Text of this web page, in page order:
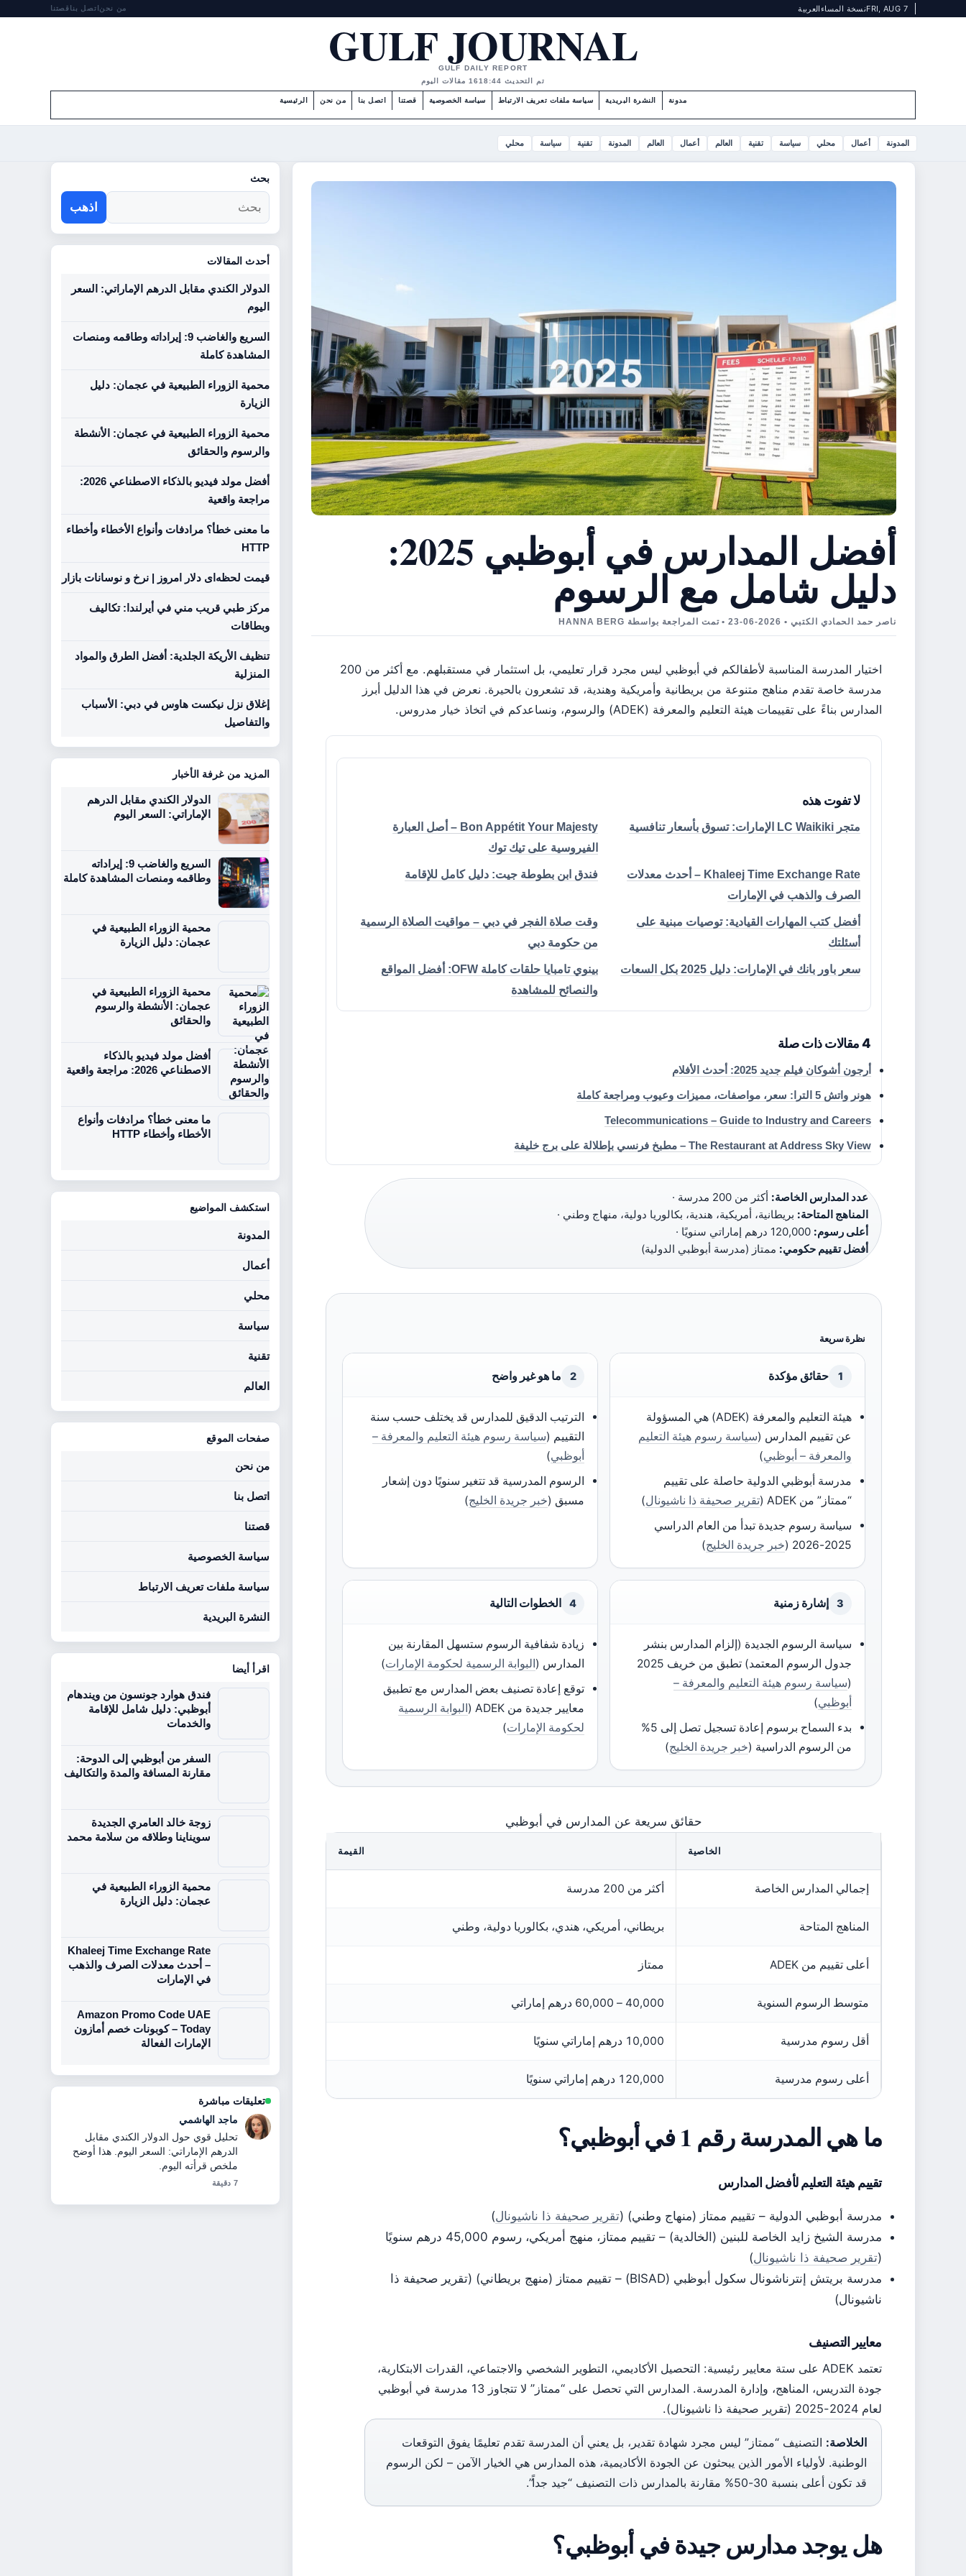
FRI, AUG 7نسخة المساء العربية من نحن اتصل بنا قصتنا
GULF JOURNAL
GULF DAILY REPORT
تم التحديث 18:44
16 مقالات اليوم
الرئيسية من نحن اتصل بنا قصتنا سياسة الخصوصية سياسة ملفات تعريف الارتباط النشرة البريدية مدونة
المدونة أعمال محلي سياسة تقنية العالم أعمال العالم المدونة تقنية سياسة محلي
أفضل المدارس في أبوظبي 2025:
دليل شامل مع الرسوم
ناصر حمد الحمادي الكتبي • 2026-06-23 • تمت المراجعة بواسطة HANNA BERG
اختيار المدرسة المناسبة لأطفالكم في أبوظبي ليس مجرد قرار تعليمي، بل استثمار في مستقبلهم. مع أكثر من 200
مدرسة خاصة تقدم مناهج متنوعة من بريطانية وأمريكية وهندية، قد تشعرون بالحيرة. نعرض في هذا الدليل أبرز
المدارس بناءً على تقييمات هيئة التعليم والمعرفة (ADEK) والرسوم، ونساعدكم في اتخاذ خيار مدروس.
لا تفوت هذه
متجر LC Waikiki الإمارات: تسوق بأسعار تنافسية
Bon Appétit Your Majesty – أصل العبارة
الفيروسية على تيك توك
Khaleej Time Exchange Rate – أحدث معدلات
الصرف والذهب في الإمارات
فندق ابن بطوطة جيت: دليل كامل للإقامة
أفضل كتب المهارات القيادية: توصيات مبنية على
أسئلتك
وقت صلاة الفجر في دبي – مواقيت الصلاة الرسمية
من حكومة دبي
سعر باور بانك في الإمارات: دليل 2025 بكل السعات
بينوي تامبايا حلقات كاملة OFW: أفضل المواقع
والنصائح للمشاهدة
4 مقالات ذات صلة
أرجون أشوكان فيلم جديد 2025: أحدث الأفلام
هونر واتش 5 الترا: سعر، مواصفات، مميزات وعيوب ومراجعة كاملة
Telecommunications – Guide to Industry and Careers
The Restaurant at Address Sky View – مطبخ فرنسي بإطلالة على برج خليفة
عدد المدارس الخاصة: أكثر من 200 مدرسة ·
المناهج المتاحة: بريطانية، أمريكية، هندية، بكالوريا دولية، منهاج وطني ·
أعلى رسوم:
أفضل تقييم حكومي: ممتاز (مدرسة أبوظبي الدولية)
نظرة سريعة
1 حقائق مؤكدة
هيئة التعليم والمعرفة (ADEK) هي المسؤولة
عن تقييم المدارس (سياسة رسوم هيئة التعليم
والمعرفة – أبوظبي)
مدرسة أبوظبي الدولية حاصلة على تقييم
“ممتاز” من ADEK (
تقرير صحيفة ذا ناشيونال)
سياسة رسوم جديدة تبدأ من العام الدراسي
2025-2026 (
خبر جريدة الخليج)
2 ما هو غير واضح
الترتيب الدقيق للمدارس قد يختلف حسب سنة
التقييم (سياسة رسوم هيئة التعليم والمعرفة –
أبوظبي)
الرسوم المدرسية قد تتغير سنويًا دون إشعار
مسبق (خبر جريدة الخليج)
3 إشارة زمنية
سياسة الرسوم الجديدة (إلزام المدارس بنشر
جدول الرسوم المعتمد) تطبق من خريف 2025
(سياسة رسوم هيئة التعليم والمعرفة –
أبوظبي)
بدء السماح برسوم إعادة تسجيل تصل إلى 5%
من الرسوم الدراسية (خبر جريدة الخليج)
4 الخطوات التالية
زيادة شفافية الرسوم ستسهل المقارنة بين
المدارس (البوابة الرسمية لحكومة الإمارات)
توقع إعادة تصنيف بعض المدارس مع تطبيق
معايير جديدة من ADEK (
البوابة الرسمية
لحكومة الإمارات)
حقائق سريعة عن المدارس في أبوظبي
الخاصية القيمة
إجمالي المدارس الخاصة أكثر من 200 مدرسة
المناهج المتاحة بريطاني، أمريكي، هندي، بكالوريا دولية، وطني
أعلى تقييم من ADEK ممتاز
متوسط الرسوم السنوية 40,000 – 60,000 درهم إماراتي
أقل رسوم مدرسية 10,000 درهم إماراتي سنويًا
أعلى رسوم مدرسية 120,000 درهم إماراتي سنويًا
ما هي المدرسة رقم 1 في أبوظبي؟
تقييم هيئة التعليم لأفضل المدارس
مدرسة أبوظبي الدولية – تقييم ممتاز (منهاج وطني) (تقرير صحيفة ذا ناشيونال)
مدرسة الشيخ زايد الخاصة للبنين (الخالدية) – تقييم ممتاز، منهج أمريكي، رسوم 45,000 درهم سنويًا
(تقرير صحيفة ذا ناشيونال)
مدرسة بريتش إنترناشونال سكول أبوظبي (BISAD) – تقييم ممتاز (منهج بريطاني) (تقرير صحيفة ذا
ناشيونال)
معايير التصنيف
تعتمد ADEK على ستة معايير رئيسية: التحصيل الأكاديمي، التطوير الشخصي والاجتماعي، القدرات الابتكارية،
جودة التدريس، المناهج، وإدارة المدرسة. المدارس التي تحصل على “ممتاز” لا تتجاوز 13 مدرسة في أبوظبي
لعام 2024-2025 (تقرير صحيفة ذا ناشيونال).
الخلاصة: التصنيف “ممتاز” ليس مجرد شهادة تقدير، بل يعني أن المدرسة تقدم تعليمًا يفوق التوقعات
الوطنية. لأولياء الأمور الذين يبحثون عن الجودة الأكاديمية، هذه المدارس هي الخيار الآمن – لكن الرسوم
قد تكون أعلى بنسبة 30-50% مقارنة بالمدارس ذات التصنيف “جيد جداً”.
هل يوجد مدارس جيدة في أبوظبي؟
بحث
اذهب
أحدث المقالات
الدولار الكندي مقابل الدرهم الإماراتي: السعر
اليوم
السريع والغاضب 9: إيراداته وطاقمه ومنصات
المشاهدة كاملة
محمية الزوراء الطبيعية في عجمان: دليل
الزيارة
محمية الزوراء الطبيعية في عجمان: الأنشطة
والرسوم والحقائق
أفضل مولد فيديو بالذكاء الاصطناعي 2026:
مراجعة واقعية
ما معنى خطأ؟ مرادفات وأنواع الأخطاء وأخطاء
HTTP
قیمت لحظه‌ای دلار امروز | نرخ و نوسانات بازار
مركز طبي قريب مني في أيرلندا: تكاليف
وبطاقات
تنظيف الأريكة الجلدية: أفضل الطرق والمواد
المنزلية
إغلاق نزل نيكست هاوس في دبي: الأسباب
والتفاصيل
المزيد من غرفة الأخبار
الدولار الكندي مقابل الدرهم
الإماراتي: السعر اليوم
السريع والغاضب 9: إيراداته
وطاقمه ومنصات المشاهدة كاملة
محمية الزوراء الطبيعية في
عجمان: دليل الزيارة
محمية الزوراء الطبيعية في
عجمان: الأنشطة والرسوم
والحقائق
أفضل مولد فيديو بالذكاء
الاصطناعي 2026: مراجعة واقعية
ما معنى خطأ؟ مرادفات وأنواع
الأخطاء وأخطاء HTTP
استكشف المواضيع
المدونة
أعمال
محلي
سياسة
تقنية
العالم
صفحات الموقع
من نحن
اتصل بنا
قصتنا
سياسة الخصوصية
سياسة ملفات تعريف الارتباط
النشرة البريدية
اقرأ أيضا
فندق هوارد جونسون من ويندهام
أبوظبي: دليل شامل للإقامة
والخدمات
السفر من أبوظبي إلى الدوحة:
مقارنة المسافة والمدة والتكاليف
زوجة خالد العامري الجديدة
سويناينا وطلاقه من سلامة محمد
محمية الزوراء الطبيعية في
عجمان: دليل الزيارة
Khaleej Time Exchange Rate
– أحدث معدلات الصرف والذهب
في الإمارات
Amazon Promo Code UAE
Today – كوبونات خصم أمازون
الإمارات الفعالة
تعليقات مباشرة
ماجد الهاشمي
تحليل قوي حول الدولار الكندي مقابل
الدرهم الإماراتي: السعر اليوم. هذا أوضح
ملخص قرأته اليوم.
7 دقيقة